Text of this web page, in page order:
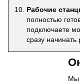
Рабочие
полностью
подключаете
сразу начинать
Мы